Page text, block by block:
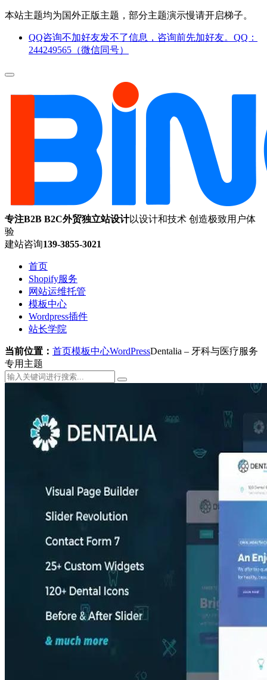
本站主题均为国外正版主题，部分主题演示慢请开启梯子。
QQ咨询不加好友发不了信息，咨询前先加好友。QQ：
244249565（微信同号）
专注B2B B2C外贸独立站设计以设计和技术 创造极致用户体
验
建站咨询139-3855-3021
首页
Shopify服务
网站运维托管
模板中心
Wordpress插件
站长学院
当前位置： 首页模板中心WordPressDentalia – 牙科与医疗服务
专用主题